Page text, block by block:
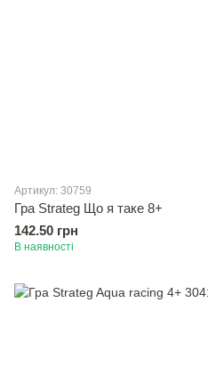
Артикул: 30759
Гра Strateg Що я таке 8+
142.50 грн
В наявності